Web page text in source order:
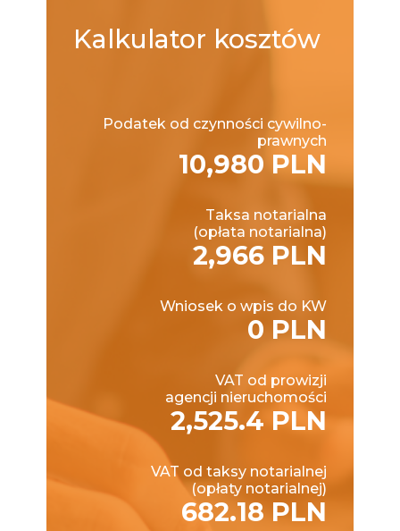
Kalkulator kosztów
Podatek od czynności cywilno-
prawnych
10,980 PLN
Taksa notarialna
(opłata notarialna)
2,966 PLN
Wniosek o wpis do KW
0 PLN
VAT od prowizji
agencji nieruchomości
2,525.4 PLN
VAT od taksy notarialnej
(opłaty notarialnej)
682.18 PLN